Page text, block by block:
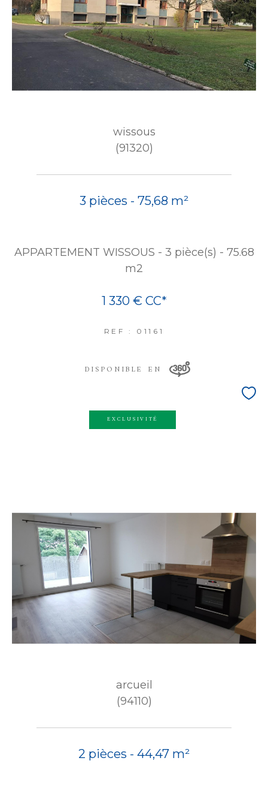
wissous
(91320)
3 pièces - 75,68 m²
APPARTEMENT WISSOUS - 3 pièce(s) - 75.68
m2
1 330 € CC*
REF : 01161
DISPONIBLE EN
EXCLUSIVITÉ
arcueil
(94110)
2 pièces - 44,47 m²